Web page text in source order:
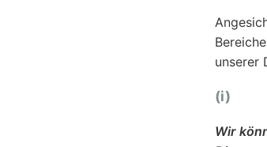
unserer
(i)
Wir